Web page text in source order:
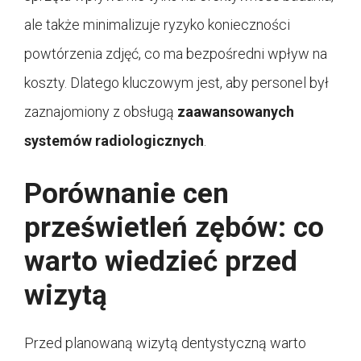
ale także minimalizuje ryzyko konieczności
powtórzenia zdjęć, co ma bezpośredni wpływ na
koszty. Dlatego kluczowym jest, aby personel był
zaznajomiony z obsługą zaawansowanych
systemów radiologicznych
Porównanie cen
prześwietleń zębów: co
warto wiedzieć przed
wizytą
Przed planowaną wizytą dentystyczną warto